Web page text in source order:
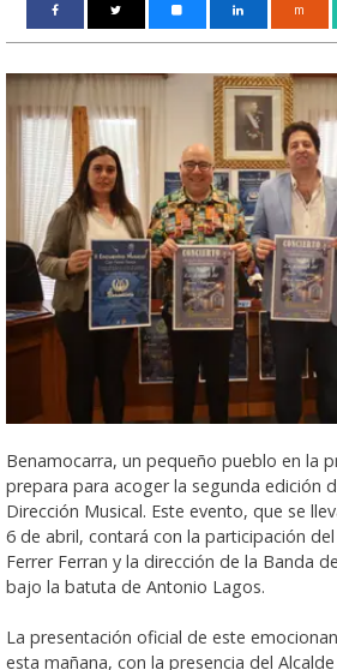
m
Benamocarra, un pequeño pueblo en la
prepara para acoger la segunda edición
Dirección Musical. Este evento, que se
6 de abril, contará con la participación
Ferrer Ferran y la dirección de la Banda
bajo la batuta de Antonio Lagos.
La presentación oficial de este
esta mañana, con la presencia del